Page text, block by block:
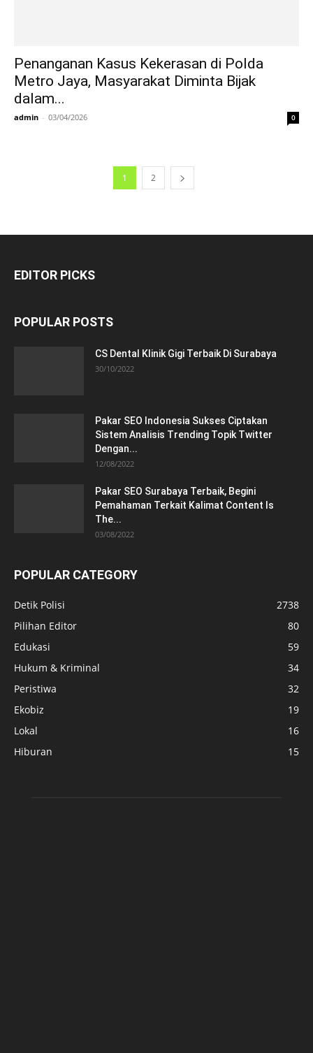
Penanganan Kasus Kekerasan di Polda
Metro Jaya, Masyarakat Diminta Bijak
dalam...
admin - 03/04/2026 0
1 2
EDITOR PICKS
POPULAR POSTS
CS Dental Klinik Gigi Terbaik Di Surabaya
30/10/2022
Pakar SEO Indonesia Sukses Ciptakan
Sistem Analisis Trending Topik Twitter
Dengan...
12/08/2022
Pakar SEO Surabaya Terbaik, Begini
Pemahaman Terkait Kalimat Content Is
The...
03/08/2022
POPULAR CATEGORY
Detik Polisi
2738
Pilihan Editor
80
Edukasi
59
Hukum & Kriminal
34
Peristiwa
32
Ekobiz
19
Lokal
16
Hiburan
15